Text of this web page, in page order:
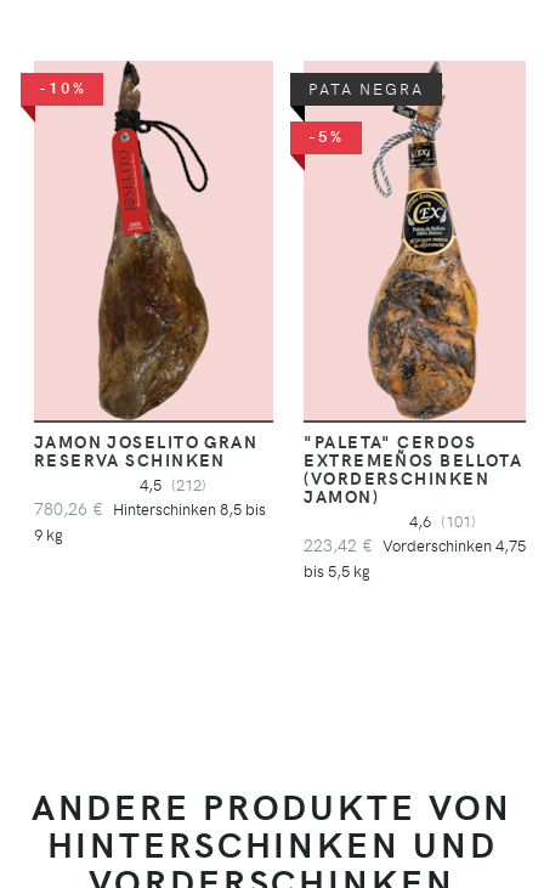
-10%
JAMON JOSELITO GRAN
RESERVA SCHINKEN
4,5 (212)
780,26 € Hinterschinken 8,5 bis
9 kg
PATA NEGRA
-5%
"PALETA" CERDOS
EXTREMEÑOS BELLOTA
(VORDERSCHINKEN
JAMON)
4,6 (101)
223,42 € Vorderschinken 4,75
bis 5,5 kg
ANDERE PRODUKTE VON
HINTERSCHINKEN UND